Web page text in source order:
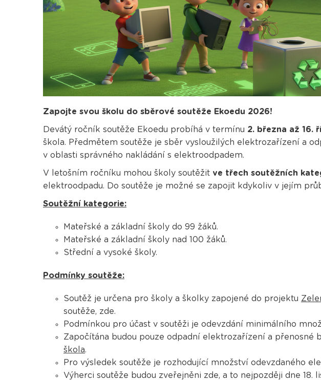
Zapojte svou školu do sběrové soutěže Ekoedu 2026!
Devátý ročník soutěže Ekoedu probíhá v termínu 2. března až 16.
škola. Předmětem soutěže je sběr vysloužilých elektrozařízení a
v oblasti správného nakládání s elektroodpadem.
V letošním ročníku mohou školy soutěžit ve třech soutěžních
elektroodpadu. Do soutěže je možné se zapojit kdykoliv v jejím
Soutěžní kategorie:
Mateřské a základní školy do 99 žáků.
Mateřské a základní školy nad 100 žáků.
Střední a vysoké školy.
Podmínky soutěže:
Soutěž je určena pro školy a školky zapojené do projektu
soutěže, zde.
Podmínkou pro účast v soutěži je odevzdání minimálního
Započítána budou pouze odpadní elektrozařízení a
škola.
Pro výsledek soutěže je rozhodující množství odevzdaného
Výherci soutěže budou zveřejněni zde, a to nejpozději dne 18.